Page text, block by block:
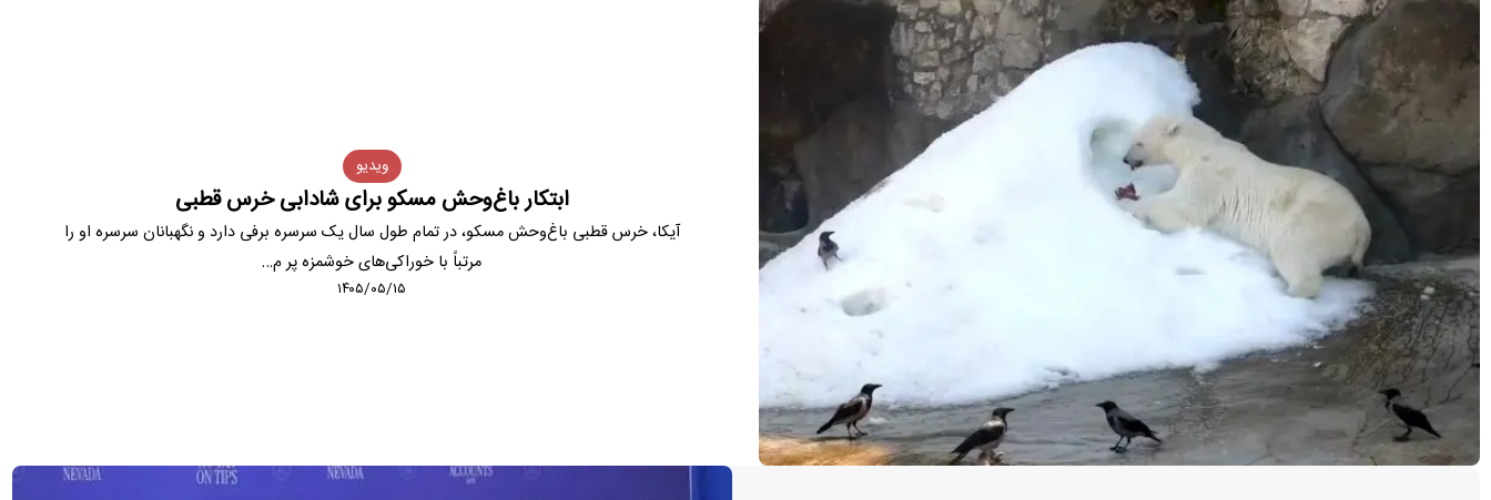
ویدیو
ابتکار باغ‌وحش مسکو برای شادابی خرس قطبی
آیکا، خرس قطبی باغ‌وحش مسکو، در تمام طول سال یک سرسره برفی دارد و نگهبانان سرسره او را
مرتباً با خوراکی‌های خوشمزه پر م…
۱۴۰۵/۰۵/۱۵